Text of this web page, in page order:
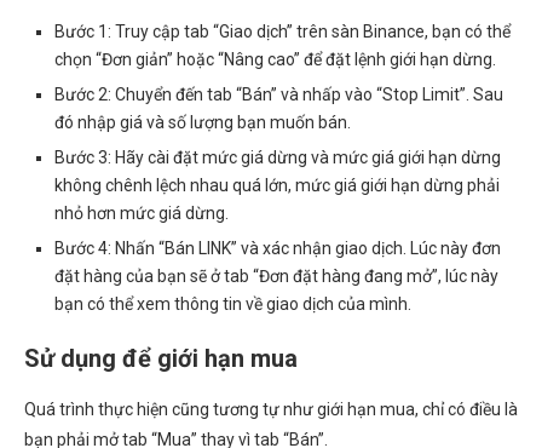
Bước 1: Truy cập tab “Giao dịch” trên sàn Binance, bạn có thể
chọn “Đơn giản” hoặc “Nâng cao” để đặt lệnh giới hạn dừng.
Bước 2: Chuyển đến tab “Bán” và nhấp vào “Stop Limit”. Sau
đó nhập giá và số lượng bạn muốn bán.
Bước 3: Hãy cài đặt mức giá dừng và mức giá giới hạn dừng
không chênh lệch nhau quá lớn, mức giá giới hạn dừng phải
nhỏ hơn mức giá dừng.
Bước 4: Nhấn “Bán LINK” và xác nhận giao dịch. Lúc này đơn
đặt hàng của bạn sẽ ở tab “Đơn đặt hàng đang mở”, lúc này
bạn có thể xem thông tin về giao dịch của mình.
Sử dụng để giới hạn mua
Quá trình thực hiện cũng tương tự như giới hạn mua, chỉ có điều là
bạn phải mở tab “Mua” thay vì tab “Bán”.